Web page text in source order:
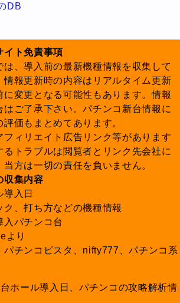
DB
イト免責事項
は、導入前の最新機種情報を収集して
情報更新時の内容はリアルタイム更新
に変更となる可能性もあります。情報
はご了承下さい。パチンコ新台情報に
価もまとめてあります。
フィリエイト広告リンク等があります
るトラブルは閲覧者とリンク先会社に
方は一切の責任を負いません。
収集内容
入日
、打ち方などの機種情報
入パチンコ台
より
パチンコビスタ、nifty777、パチンコ系
ホール導入日、パチンコの攻略解析情